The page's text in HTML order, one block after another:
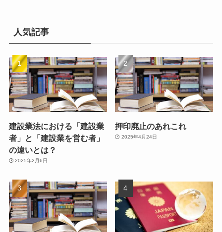
人気記事
建設業法における「建設業
者」と「建設業を営む者」
の違いとは？
2025年2月6日
押印廃止のあれこれ
2025年4月24日